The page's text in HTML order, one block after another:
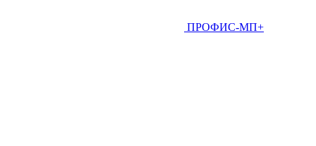
ПРОФИС-МП+